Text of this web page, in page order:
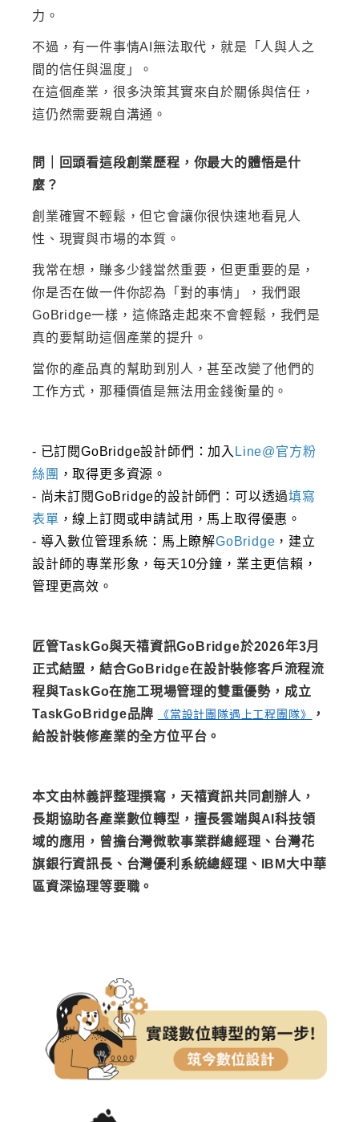
力。
不過，有一件事情AI無法取代，就是「人與人之
間的信任與溫度」。
在這個產業，很多決策其實來自於關係與信任，
這仍然需要親自溝通。
問｜回頭看這段創業歷程，你最大的體悟是什
麼？
創業確實不輕鬆，但它會讓你很快速地看見人
性、現實與市場的本質。
我常在想，賺多少錢當然重要，但更重要的是，
你是否在做一件你認為「對的事情」，我們跟
GoBridge一樣，這條路走起來不會輕鬆，我們是
真的要幫助這個產業的提升。
當你的產品真的幫助到別人，甚至改變了他們的
工作方式，那種價值是無法用金錢衡量的。
- 已訂閱GoBridge設計師們：加入 Line@官方粉
絲團 ，取得更多資源。
- 尚未訂閱GoBridge的設計師們：可以透過填寫
表單 ，線上訂閱或申請試用，馬上取得優惠。
- 導入數位管理系統：馬上瞭解GoBridge ，建立
設計師的專業形象，每天10分鐘，業主更信賴，
管理更高效。
匠管TaskGo與天禧資訊GoBridge於2026年3月
正式結盟，結合GoBridge在設計裝修客戶流程流
程與TaskGo在施工現場管理的雙重優勢，成立
TaskGoBridge品牌
《當設計團隊遇上工程團隊》
，
給設計裝修產業的全方位平台。
本文由林義評整理撰寫，天禧資訊共同創辦人，
長期協助各產業數位轉型，擅長雲端與AI科技領
域的應用，曾擔台灣微軟事業群總經理、台灣花
旗銀行資訊長、台灣優利系統總經理、IBM大中華
區資深協理等要職。